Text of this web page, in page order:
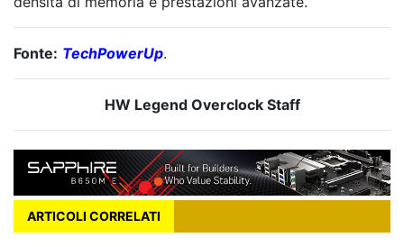
Fonte: TechPowerUp.
HW Legend Overclock Staff
ARTICOLI CORRELATI